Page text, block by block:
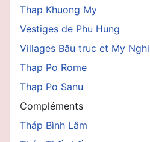
Thap Khuong My
Vestiges de Phu Hung
Villages Bâu truc et My
Thap Po Rome
Thap Po Sanu
Compléments
Tháp Bình Lâm